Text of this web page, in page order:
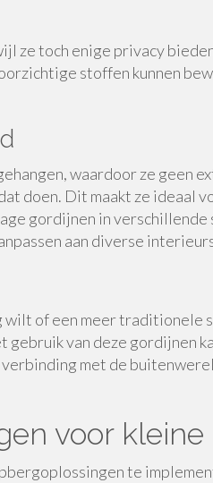
ze toch enige privacy
stoffen kunnen
waardoor ze geen
doen. Dit maakt ze ideaal
gordijnen in verschillende
aan diverse
wilt of een meer traditionele
van deze gordijnen
verbinding met de
voor kleine
te